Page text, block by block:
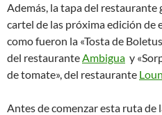
Además, la tapa del restaurante
cartel de las próxima edición de
como fueron la «Tosta de
del restauranteAmbigua y
de tomate», del restaurante
Antes de comenzar esta ruta